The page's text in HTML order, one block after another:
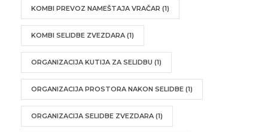
KOMBI PREVOZ NAMEŠTAJA VRAČAR (1)
KOMBI SELIDBE ZVEZDARA (1)
ORGANIZACIJA KUTIJA ZA SELIDBU (1)
ORGANIZACIJA PROSTORA NAKON SELIDBE (1)
ORGANIZACIJA SELIDBE ZVEZDARA (1)